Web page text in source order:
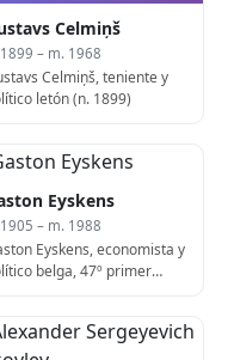
Celmiņš
– m. 1968
Celmiņš, teniente y
letón (n. 1899)
Eyskens
– m. 1988
Eyskens, economista y
belga, 47º primer